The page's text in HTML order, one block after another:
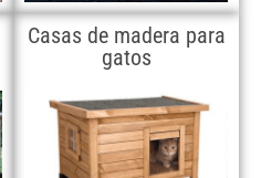
Casas de madera para
gatos